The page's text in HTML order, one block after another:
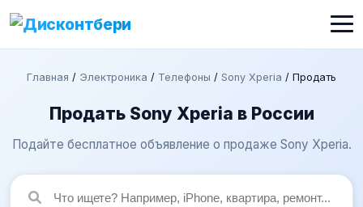
Главная / Электроника / Телефоны / Sony Xperia / Продать
Продать Sony Xperia в России
Подайте бесплатное объявление о продаже Sony Xperia.